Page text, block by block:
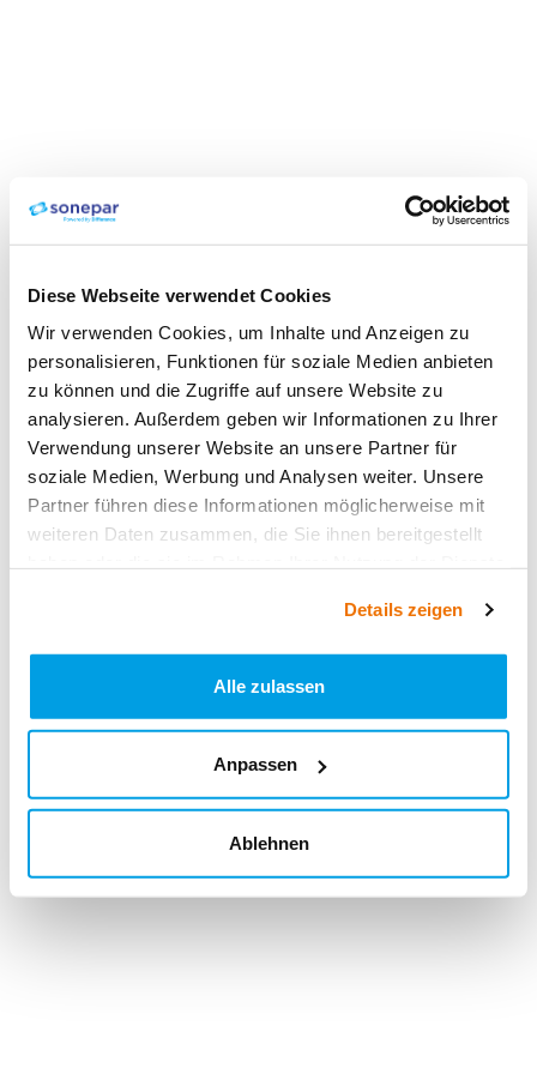
Diese Webseite verwendet Cookies
Wir verwenden Cookies, um Inhalte und Anzeigen zu
personalisieren, Funktionen für soziale Medien anbieten
zu können und die Zugriffe auf unsere Website zu
analysieren. Außerdem geben wir Informationen zu Ihrer
Verwendung unserer Website an unsere Partner für
soziale Medien, Werbung und Analysen weiter. Unsere
Partner führen diese Informationen möglicherweise mit
weiteren Daten zusammen, die Sie ihnen bereitgestellt
Details zeigen
Alle zulassen
Anpassen
Ablehnen